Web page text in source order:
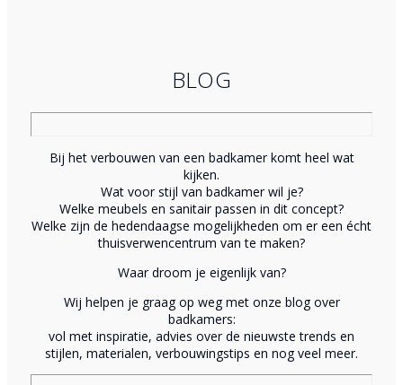
BLOG
Bij het verbouwen van een badkamer komt heel wat
kijken.
Wat voor stijl van badkamer wil je?
Welke meubels en sanitair passen in dit concept?
Welke zijn de hedendaagse mogelijkheden om er een écht
thuisverwencentrum van te maken?
Waar droom je eigenlijk van?
Wij helpen je graag op weg met onze blog over
badkamers:
vol met inspiratie, advies over de nieuwste trends en
stijlen, materialen, verbouwingstips en nog veel meer.